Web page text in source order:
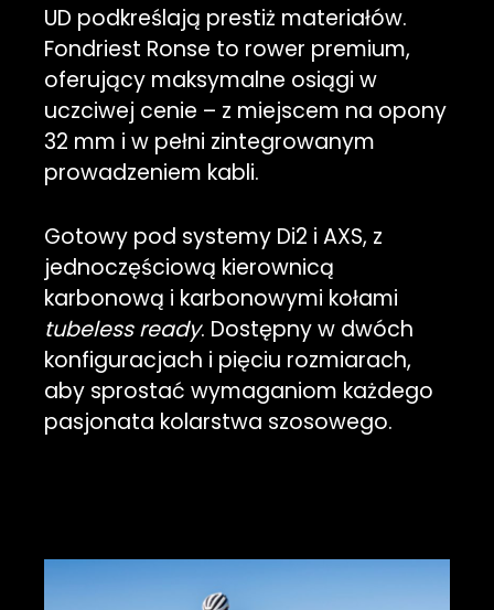
UD podkreślają prestiż materiałów.
Fondriest Ronse to rower premium,
oferujący maksymalne osiągi w
uczciwej cenie – z miejscem na opony
32 mm i w pełni zintegrowanym
prowadzeniem kabli.
Gotowy pod systemy Di2 i AXS, z
jednoczęściową kierownicą
karbonową i karbonowymi kołami
tubeless ready. Dostępny w dwóch
konfiguracjach i pięciu rozmiarach,
aby sprostać wymaganiom każdego
pasjonata kolarstwa szosowego.